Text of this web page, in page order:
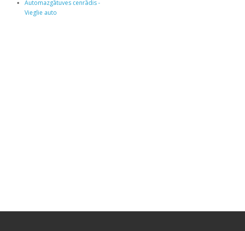
Automazgātuves cenrādis -
Vieglie auto